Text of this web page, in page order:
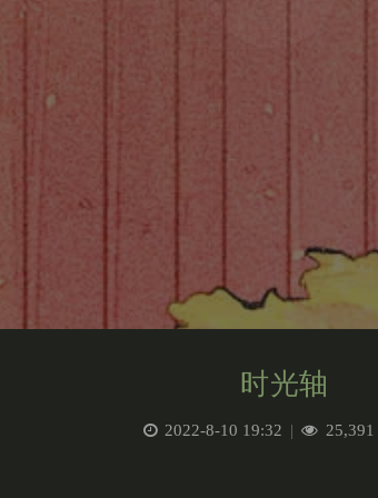
时光轴
2022-8-10 19:32 | 25,391